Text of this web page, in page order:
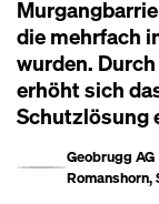
die mehrfach
wurden.
erhöht sich
Schutzlösung
Geobrugg AG
Romanshorn,